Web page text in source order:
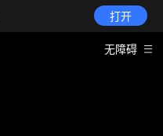
打开
无障碍